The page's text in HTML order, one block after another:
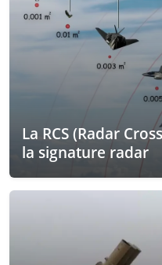
La RCS (Radar
la signature radar